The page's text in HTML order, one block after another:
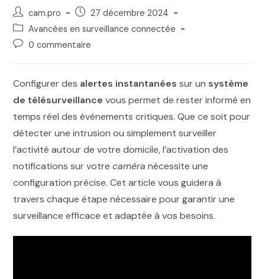
cam.pro
27 décembre 2024
Avancées en surveillance connectée
0 commentaire
Configurer des alertes instantanées sur un système
de télésurveillance vous permet de rester informé en
temps réel des événements critiques. Que ce soit pour
détecter une intrusion ou simplement surveiller
l’activité autour de votre domicile, l’activation des
notifications sur votrecaméra nécessite une
configuration précise. Cet article vous guidera à
travers chaque étape nécessaire pour garantir une
surveillance efficace et adaptée à vos besoins.